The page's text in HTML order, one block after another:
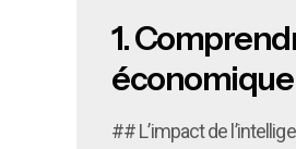
1.
## L’impact de